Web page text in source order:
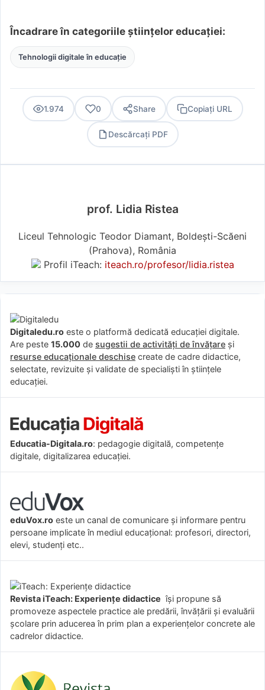
Încadrare în categoriile științelor educației:
Tehnologii digitale în educație
1.974 0 Share Copiați URL
Descărcați PDF
prof. Lidia Ristea
Liceul Tehnologic Teodor Diamant, Boldești-Scăeni
(Prahova), România
Profil iTeach: iteach.ro/profesor/lidia.ristea
Digitaledu.ro este o platformă dedicată educației digitale.
Are peste 15.000 de sugestii de activități de învățare și
resurse educaționale deschise create de cadre didactice,
selectate, revizuite și validate de specialiști în științele
educației.
Educatia-Digitala.ro: pedagogie digitală, competențe
digitale, digitalizarea educației.
eduVox.ro este un canal de comunicare și informare pentru
persoane implicate în mediul educațional: profesori, directori,
elevi, studenți etc..
Revista iTeach: Experienţe didactice îşi propune să
promoveze aspectele practice ale predării, învăţării şi evaluării
şcolare prin aducerea în prim plan a experienţelor concrete ale
cadrelor didactice.